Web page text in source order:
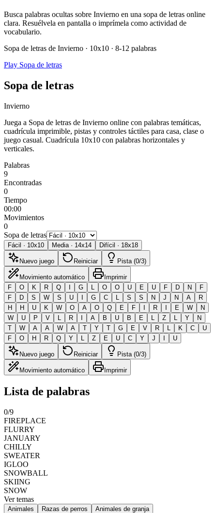
Busca palabras ocultas sobre Invierno en una sopa de letras online
clara. Resuélvela en pantalla o imprímela como actividad de
vocabulario.
Sopa de letras de Invierno · 10x10 · 8-12 palabras
Play Sopa de letras
Sopa de letras
Invierno
Juega a Sopa de letras de Invierno online con palabras temáticas,
cuadrícula imprimible, pistas y controles táctiles para casa, clase o
juego casual. Cuadrícula 10x10 con palabras horizontales y
verticales.
Palabras
9
Encontradas
0
Tiempo
00:00
Movimientos
0
Sopa de letras
Fácil · 10x10 Media · 14x14 Difícil · 18x18
Nuevo juego Reiniciar Pista (0/3)
Movimiento automático
Imprimir
F
O K R Q I G L O O U E U F D N
F
F
D S W S U I G C L S S N J N A
R
H
H U K W O A O Q E F I R I E W
N
W
U P V L R I A B U B E L Z L Y
N
T
W A A W A T Y T G E V R L K C
U
F
O H R Q Y L Z E U C Y J I U
Nuevo juego Reiniciar Pista (0/3)
Movimiento automático Imprimir
Lista de palabras
0/9
FIREPLACE
FLURRY
JANUARY
CHILLY
SWEATER
IGLOO
SNOWBALL
SKIING
SNOW
Ver temas
Animales Razas de perros Animales de granja